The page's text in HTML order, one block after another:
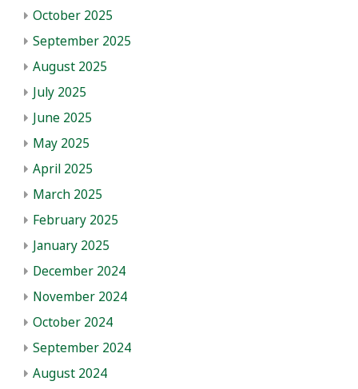
October 2025
September 2025
August 2025
July 2025
June 2025
May 2025
April 2025
March 2025
February 2025
January 2025
December 2024
November 2024
October 2024
September 2024
August 2024